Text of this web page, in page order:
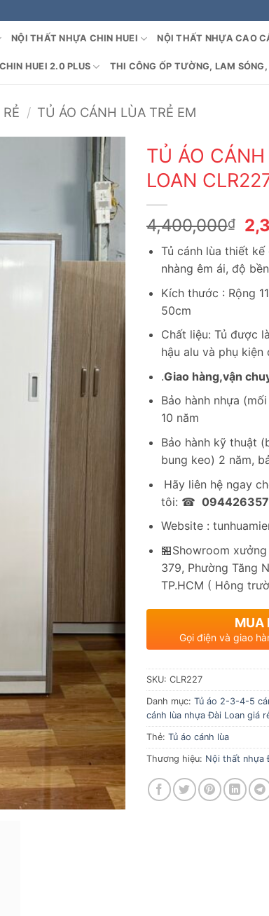
NỘI THẤT NHỰA CHIN HUEI NỘI THẤT NHỰA CAO
HUEI 2.0 PLUS THI CÔNG ỐP TƯỜNG, LAM
/ TỦ ÁO CÁNH LÙA TRẺ EM
TỦ ÁO
LOAN
4,400,000₫
gốc
là:
Tủ cánh lùa thiết
nhàng êm ái, độ
Kích thước : Rộng
50cm
Chất liệu: Tủ được
hậu alu và phụ kiện
.Giao hàng,vận
Bảo hành nhựa
10 năm
Bảo hành kỹ thuật
bung keo) 2 năm,
Hãy liên hệ ngay
tôi: ☎
Website :
🏪Showroom
379, Phường Tăng
TP.HCM ( Hông
MUA
Gọi điện và giao
SKU: CLR227
Danh mục: Tủ áo 2-3-4-5
cánh lùa nhựa Đài Loan giá
Thẻ: Tủ áo cánh lùa
Thương hiệu: Nội thất nhựa